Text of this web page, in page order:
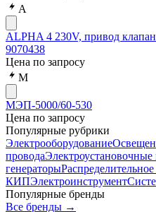
A
ALPHA 4 230V, привод
9070438
Цена по запросу
М
МЭП-5000/60-530
Цена по запросу
Популярные рубрики
Электрооборудование
проводаЭлектроустановочные
генераторы
КИПЭлектроинструмент
Популярные бренды
Все бренды →